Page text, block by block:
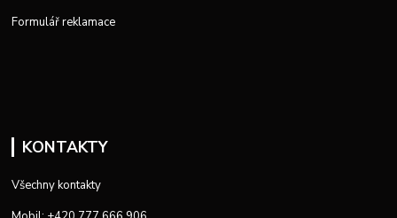
Formulář reklamace
KONTAKTY
Všechny kontakty